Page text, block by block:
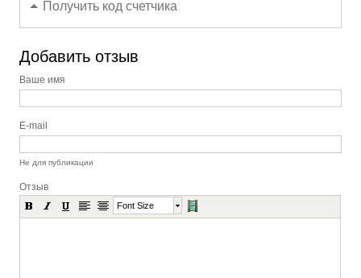
Получить код счетчика
Добавить отзыв
Ваше имя
E-mail
Не для публикации
Отзыв
Font Size